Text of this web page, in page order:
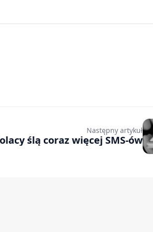
Następny artykuł
ślą coraz więcej SMS-ów